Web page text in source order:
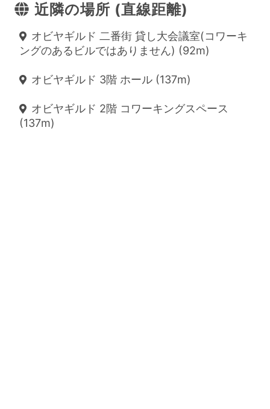
近隣の場所 (直線距離)
オビヤギルド 二番街 貸し大会議室(コワーキ
ングのあるビルではありません) (92m)
オビヤギルド 3階 ホール (137m)
オビヤギルド 2階 コワーキングスペース
(137m)